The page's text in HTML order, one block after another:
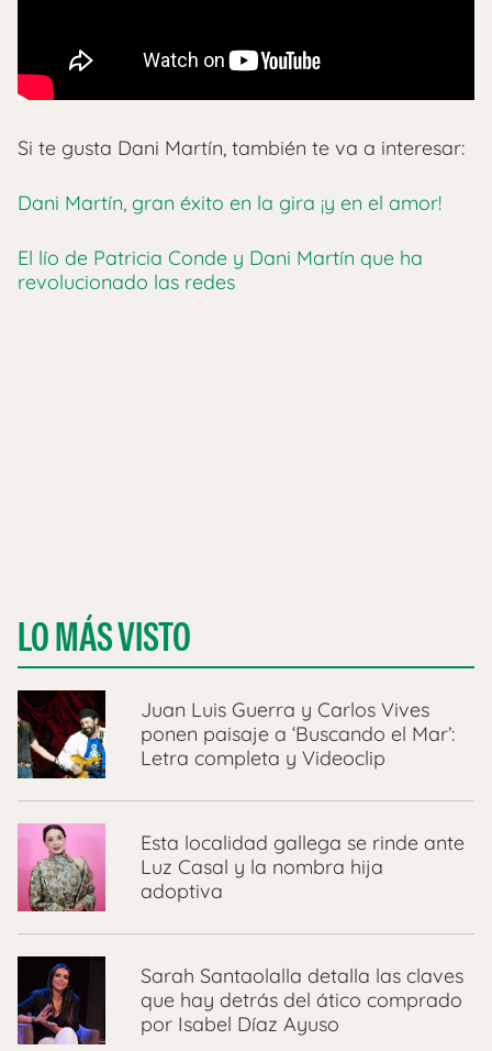
Si te gusta Dani Martín, también te va a interesar:
Dani Martín, gran éxito en la gira ¡y en el amor!
El lío de Patricia Conde y Dani Martín que ha
revolucionado las redes
LO MÁS VISTO
Juan Luis Guerra y Carlos Vives
ponen paisaje a ‘Buscando el Mar’:
Letra completa y Videoclip
Esta localidad gallega se rinde ante
Luz Casal y la nombra hija
adoptiva
Sarah Santaolalla detalla las claves
que hay detrás del ático comprado
por Isabel Díaz Ayuso